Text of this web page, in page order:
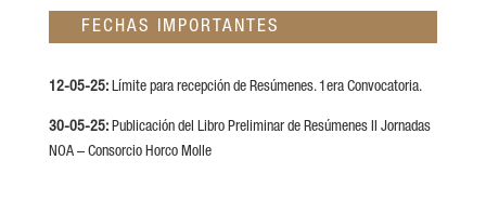
FECHAS IMPORTANTES
12-05-25:Límite para recepción de Resúmenes. 1era Convocatoria.
30-05-25:Publicación del Libro Preliminar de Resúmenes II Jornadas
NOA – Consorcio Horco Molle